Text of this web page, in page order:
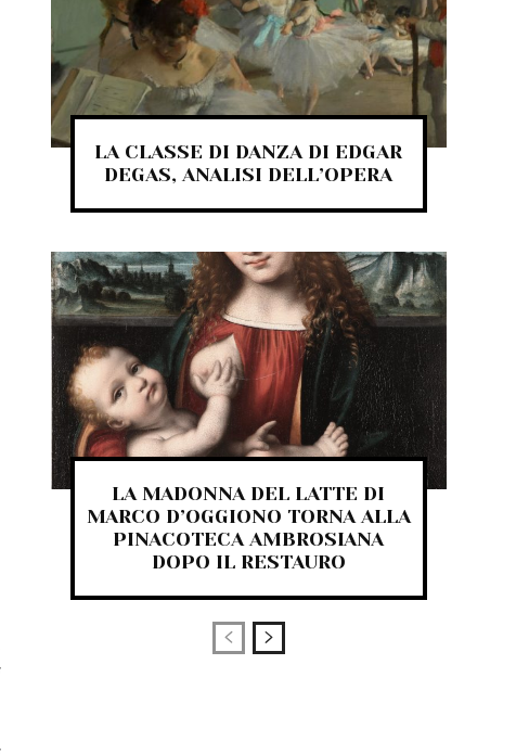
LA CLASSE DI DANZA DI EDGAR
DEGAS, ANALISI DELL’OPERA
LA MADONNA DEL LATTE DI
MARCO D’OGGIONO TORNA ALLA
PINACOTECA AMBROSIANA
DOPO IL RESTAURO